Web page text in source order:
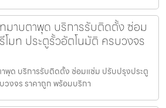
มาบตาพุด บริการรับติดตั้ง ซ่อม
มท ประตูรั้วอัตโนมัติ ครบวงจร
พุด บริการรับติดตั้ง ซ่อมแซ่ม ปรับปรุงประตู
วงจร ราคาถูก พร้อมบริกา